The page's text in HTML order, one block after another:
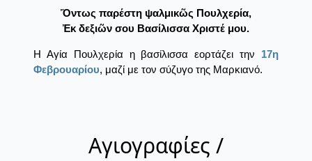
Ὄντως παρέστη ψαλμικῶς Πουλχερία,
Ἐκ δεξιῶν σου Βασίλισσα Χριστέ μου.
Η Αγία Πουλχερία η βασίλισσα εορτάζει την 17η
Φεβρουαρίου, μαζί με τον σύζυγο της Μαρκιανό.
Αγιογραφίες /